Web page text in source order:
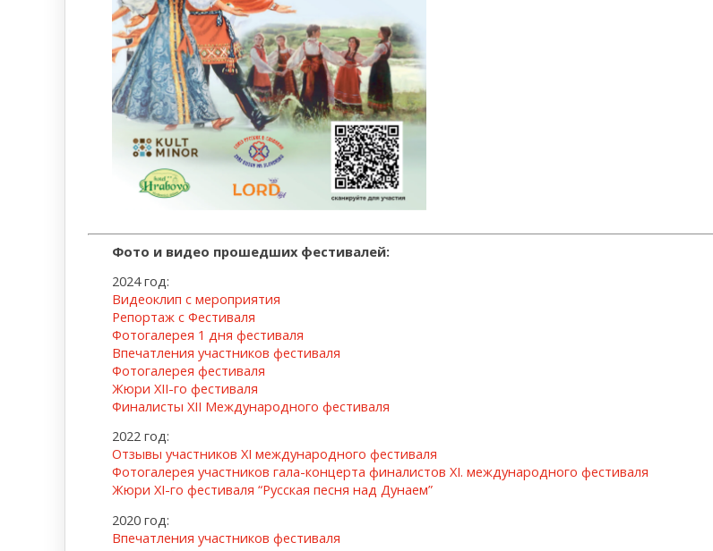
Фото и видео прошедших фестивалей:
2024 год:
Видеоклип с мероприятия
Репортаж с Фестиваля
Фотогалерея 1 дня фестиваля
Впечатления участников фестиваля
Фотогалерея фестиваля
Жюри XII-го фестиваля
Финалисты XII Международного фестиваля
2022 год:
Отзывы участников XI международного фестиваля
Фотогалерея участников гала-концерта финалистов XI. международного фестиваля
Жюри XI-го фестиваля “Русская песня над Дунаем”
2020 год:
Впечатления участников фестиваля